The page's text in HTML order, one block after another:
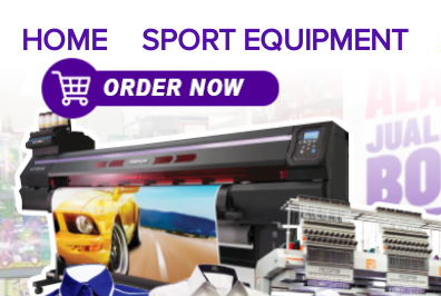
HOME SPORT EQUIPMENT